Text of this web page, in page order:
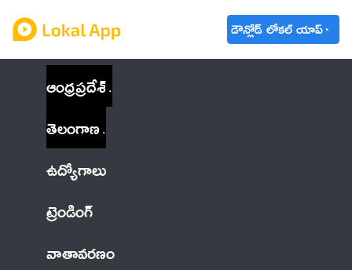
డౌన్లోడ్ లోకల్ యాప్
ఆంధ్రప్రదేశ్
తెలంగాణ
ఉద్యోగాలు
ట్రెండింగ్
వాతావరణం